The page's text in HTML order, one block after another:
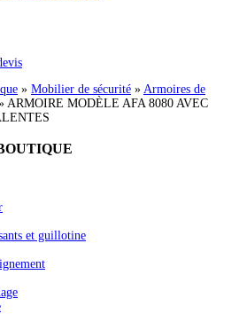
» Mobilier de sécurité » Armoires de
ARMOIRE MODÈLE AFA 8080 AVEC
et guillotine